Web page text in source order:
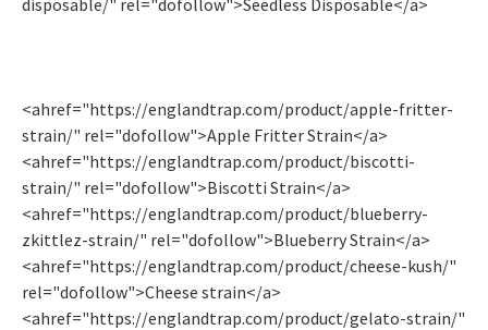
<ahref="https://englandtrap.com/product/apple-fritter-
strain/" rel="dofollow">Apple Fritter Strain</a>
<ahref="https://englandtrap.com/product/biscotti-
strain/" rel="dofollow">Biscotti Strain</a>
<ahref="https://englandtrap.com/product/blueberry-
zkittlez-strain/" rel="dofollow">Blueberry Strain</a>
<ahref="https://englandtrap.com/product/cheese-kush/"
rel="dofollow">Cheese strain</a>
<ahref="https://englandtrap.com/product/gelato-strain/"